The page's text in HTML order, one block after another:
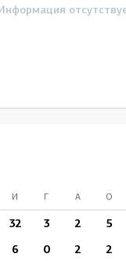
И Г А О
32 3 2 5
6 0 2 2